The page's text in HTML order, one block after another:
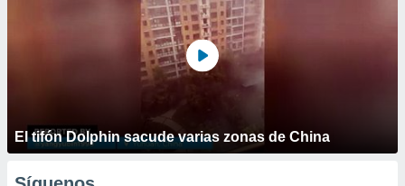
El tifón Dolphin sacude varias zonas de China